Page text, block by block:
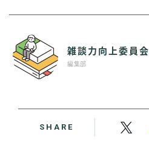
雑談力向上委員会
編集部
SHARE